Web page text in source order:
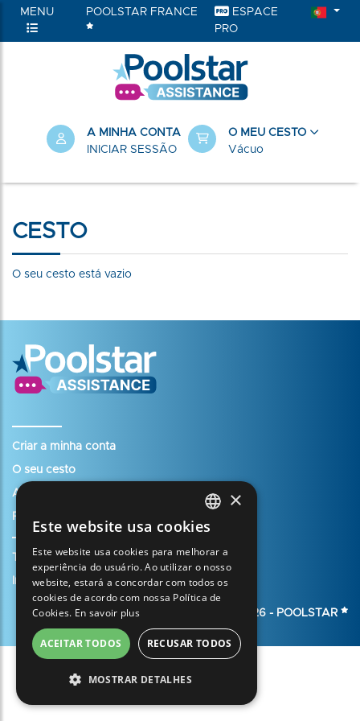
MENU POOLSTAR FRANCE
ESPACE
PRO
A MINHA CONTA
INICIAR SESSÃO
O MEU CESTO
Vácuo
CESTO
O seu cesto está vazio
Criar a minha conta
O seu cesto
Abrir um caso de assistência
Registar a minha garantia
Termos e condições de venda
Informação jurídica
© 2026 - POOLSTAR
FRENCH
ENGLISH
SPANISH
PORTUGUESE
×
Este website usa cookies
Este website usa cookies para melhorar a
experiência do usuário. Ao utilizar o nosso
website, estará a concordar com todos os
cookies de acordo com nossa Política de
Cookies. En savoir plus
ACEITAR TODOS RECUSAR TODOS
MOSTRAR DETALHES